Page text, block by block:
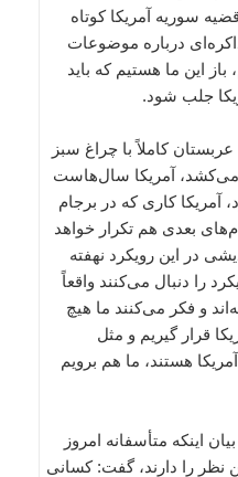
سوریه آمریکا کوتاه
درباره موضوعات
این ما هستیم که باید
جلب شود.
کاملاً با چراغ سبز
می‌کشد، آمریکا سال‌هاست
کاری که در برجام
بعدی هم تکرار خواهد
در این رویکرد نهفته
را دنبال می‌کنند واقعاً
و فکر می‌کنند ما هیچ
قرار گیریم و مثل
هستند، ما هم برویم
اینکه متأسفانه امروز
نظر را دارند، گفت: کسانی